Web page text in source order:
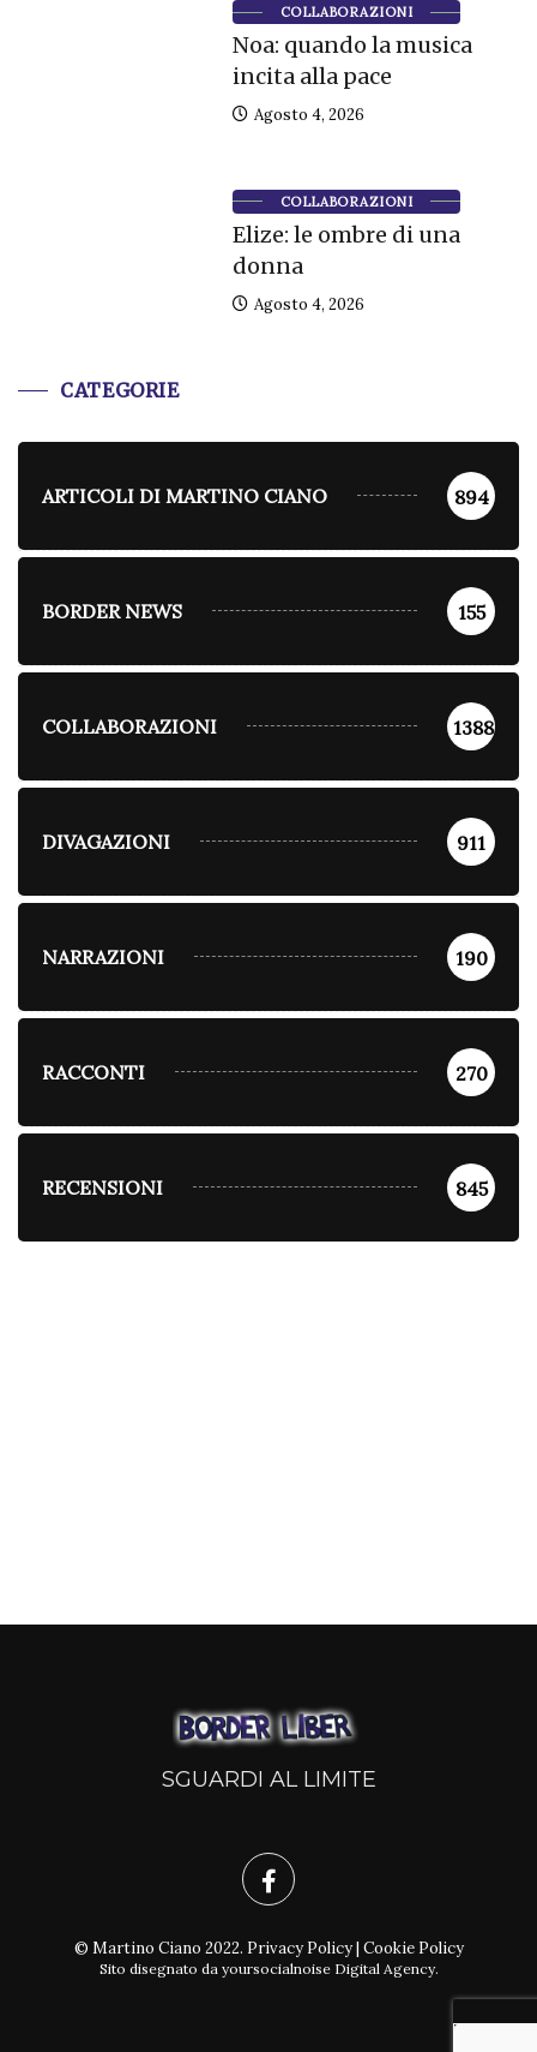
COLLABORAZIONI
Noa: quando la musica
incita alla pace
Agosto 4, 2026
COLLABORAZIONI
Elize: le ombre di una
donna
Agosto 4, 2026
CATEGORIE
ARTICOLI DI MARTINO CIANO 894
BORDER NEWS 155
COLLABORAZIONI 1388
DIVAGAZIONI 911
NARRAZIONI 190
RACCONTI 270
RECENSIONI 845
SGUARDI AL LIMITE
© Martino Ciano 2022. Privacy Policy| Cookie Policy
Sito disegnato da yoursocialnoise Digital Agency.